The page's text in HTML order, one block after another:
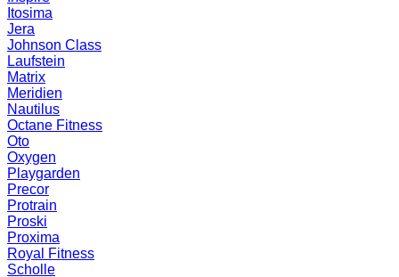
Itosima
Jera
Johnson Class
Laufstein
Matrix
Meridien
Nautilus
Octane Fitness
Oto
Oxygen
Playgarden
Precor
Protrain
Proski
Proxima
Royal Fitness
Scholle